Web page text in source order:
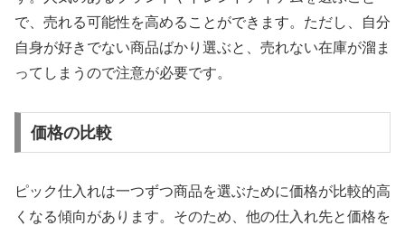
で、売れる可能性を高めることができます。ただし、自分
自身が好きでない商品ばかり選ぶと、売れない在庫が溜ま
ってしまうので注意が必要です。
価格の比較
ピック仕入れは一つずつ商品を選ぶために価格が比較的高
くなる傾向があります。そのため、他の仕入れ先と価格を